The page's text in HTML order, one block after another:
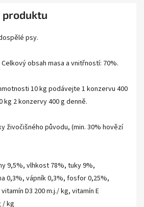
psy.
obsah masa a vnitřností: 70%.
10 kg podávejte 1 konzervu 400
kg 2 konzervy 400 g denně.
živočišného původu, (min. 30% hovězí
9,5%, vlhkost 78%, tuky 9%,
0,3%, vápník 0,3%, fosfor 0,25%,
D3 200 m.j./ kg, vitamín E
/ kg